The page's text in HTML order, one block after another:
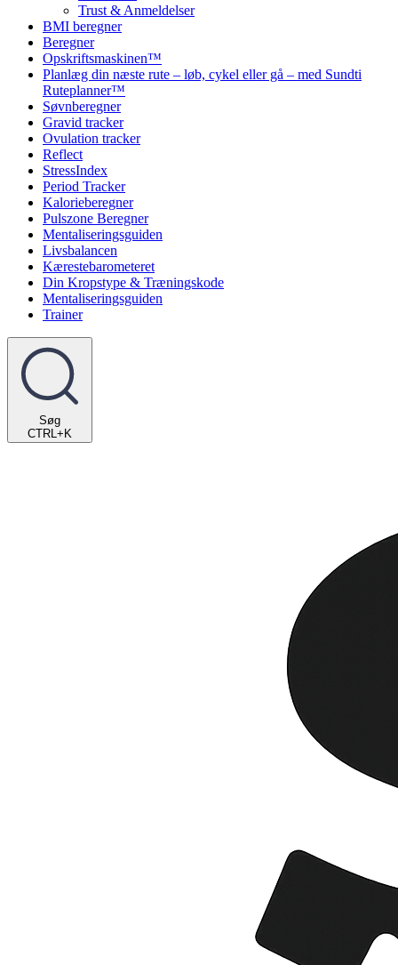
Trust & Anmeldelser
BMI beregner
Beregner
Opskriftsmaskinen™
Planlæg din næste rute – løb, cykel eller gå – med Sundti
Ruteplanner™
Søvnberegner
Gravid tracker
Ovulation tracker
Reflect
StressIndex
Period Tracker
Kalorieberegner
Pulszone Beregner
Mentaliseringsguiden
Livsbalancen
Kærestebarometeret
Din Kropstype & Træningskode
Mentaliseringsguiden
Trainer
Søg
CTRL+K